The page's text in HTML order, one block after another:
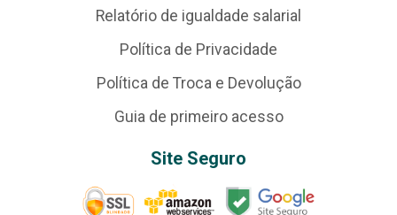
Relatório de igualdade salarial
Política de Privacidade
Política de Troca e Devolução
Guia de primeiro acesso
Site Seguro